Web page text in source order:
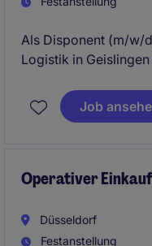
Als Disponent (m/w/
Logistik in
sorgen für einen
ist es, die
Job
Operativer
Düsseldorf
Festanstellung